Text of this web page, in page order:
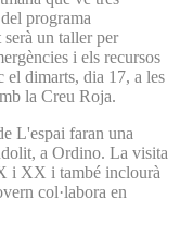
programa
un taller per
i els recursos
dimarts, dia 17, a les
la Creu Roja.
L'espai faran una
a Ordino. La visita
i XX i també inclourà
col·labora en